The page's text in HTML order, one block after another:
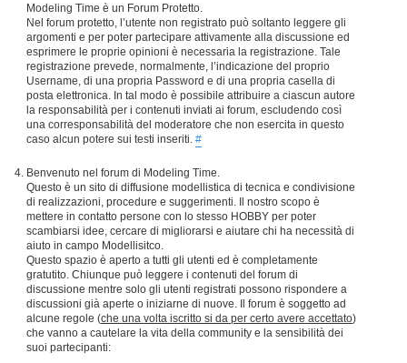
Modeling Time è un Forum Protetto.
Nel forum protetto, l’utente non registrato può soltanto leggere gli
argomenti e per poter partecipare attivamente alla discussione ed
esprimere le proprie opinioni è necessaria la registrazione. Tale
registrazione prevede, normalmente, l’indicazione del proprio
Username, di una propria Password e di una propria casella di
posta elettronica. In tal modo è possibile attribuire a ciascun autore
la responsabilità per i contenuti inviati ai forum, escludendo così
una corresponsabilità del moderatore che non esercita in questo
caso alcun potere sui testi inseriti. #
Benvenuto nel forum di Modeling Time.
Questo è un sito di diffusione modellistica di tecnica e condivisione
di realizzazioni, procedure e suggerimenti. Il nostro scopo è
mettere in contatto persone con lo stesso HOBBY per poter
scambiarsi idee, cercare di migliorarsi e aiutare chi ha necessità di
aiuto in campo Modellisitco.
Questo spazio è aperto a tutti gli utenti ed è completamente
gratutito. Chiunque può leggere i contenuti del forum di
discussione mentre solo gli utenti registrati possono rispondere a
discussioni già aperte o iniziarne di nuove. Il forum è soggetto ad
alcune regole (che una volta iscritto si da per certo avere accettato)
che vanno a cautelare la vita della community e la sensibilità dei
suoi partecipanti: